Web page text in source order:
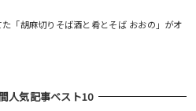
「胡麻切りそば酒と肴とそば おおの」がオ
人気記事ベスト10